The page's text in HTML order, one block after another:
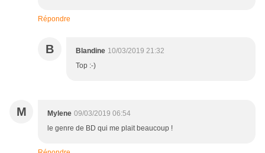
Répondre
B Blandine 10/03/2019 21:32
Top :-)
M Mylene 09/03/2019 06:54
le genre de BD qui me plait beaucoup !